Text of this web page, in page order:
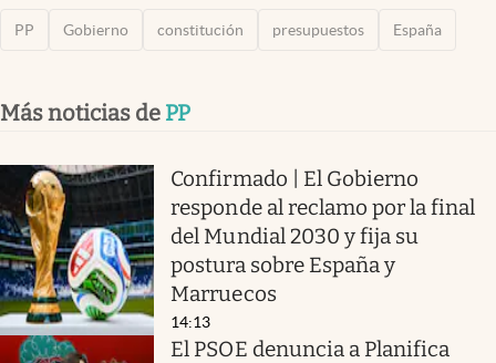
PP Gobierno constitución presupuestos España
Más noticias de PP
Confirmado | El Gobierno
responde al reclamo por la final
del Mundial 2030 y fija su
postura sobre España y
Marruecos
14:13
El PSOE denuncia a Planifica